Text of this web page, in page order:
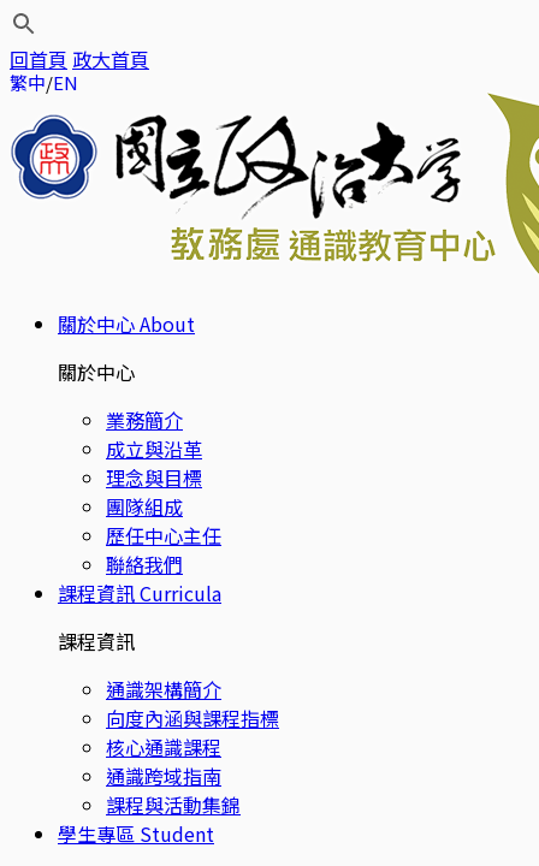
回首頁 政大首頁
繁中 EN
關於中心About
關於中心
業務簡介
成立與沿革
理念與目標
團隊組成
歷任中心主任
聯絡我們
課程資訊Curricula
課程資訊
通識架構簡介
向度內涵與課程指標
核心通識課程
通識跨域指南
課程與活動集錦
學生專區 Student